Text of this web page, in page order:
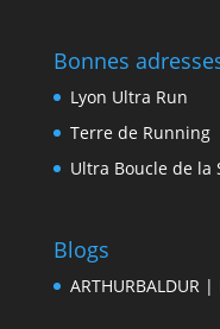
Bonnes
Lyon Ultra Run
Terre de Running
Ultra Boucle de la
Blogs